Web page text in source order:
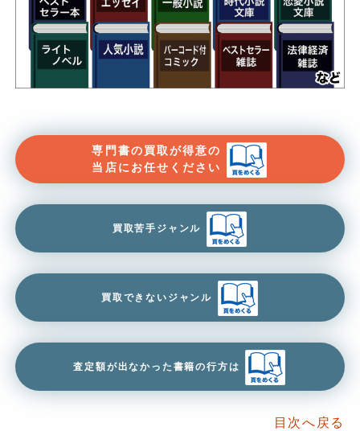
専門書の買取が得意の
当店にお任せください
買取苦手ジャンル
買取できないジャンル
査定額が出なかった書籍の行方は
目次へ戻る